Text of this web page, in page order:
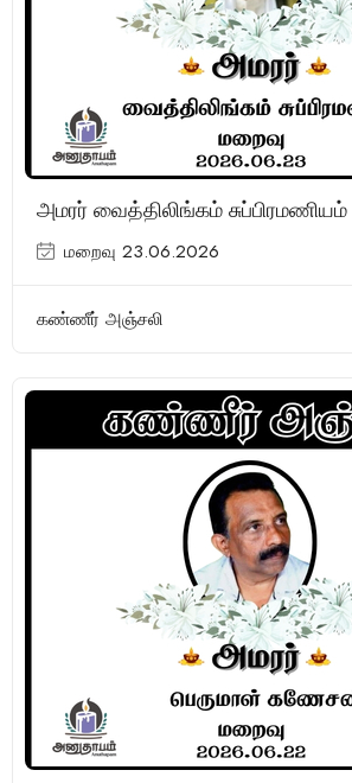
அமரர் வைத்திலிங்கம் சுப்பிரமணியம்
மறைவு 23.06.2026
கண்ணீர் அஞ்சலி